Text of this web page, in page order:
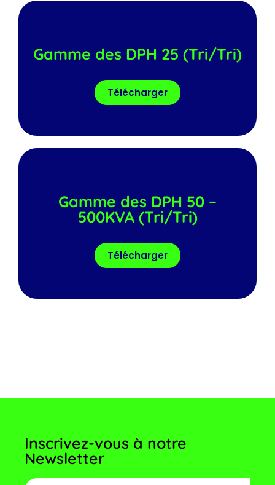
Gamme des DPH 25 (Tri/Tri)
Télécharger
Gamme des DPH 50 –
500KVA (Tri/Tri)
Télécharger
Inscrivez-vous à notre
Newsletter